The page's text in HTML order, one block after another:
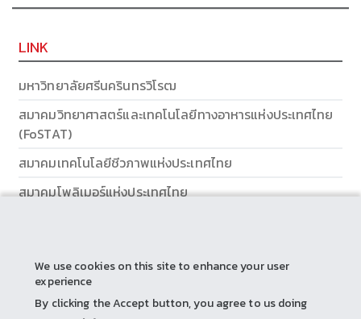
LINK
มหาวิทยาลัยศรีนครินทรวิโรฒ
สมาคมวิทยาศาสตร์และเทคโนโลยีทางอาหารแห่งประเทศไทย
(FoSTAT)
สมาคมเทคโนโลยีชีวภาพแห่งประเทศไทย
สมาคมโพลิเมอร์แห่งประเทศไทย
We use cookies on this site to enhance your user
experience
By clicking the Accept button, you agree to us doing